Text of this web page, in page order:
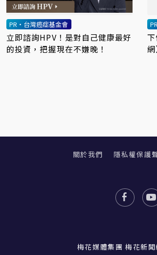
PR・台灣癌症基金會
立即諮詢HPV！是對自己健康最好
的投資，把握現在不嫌晚！
關於我們 隱私權保護
梅花媒體集團 梅花新